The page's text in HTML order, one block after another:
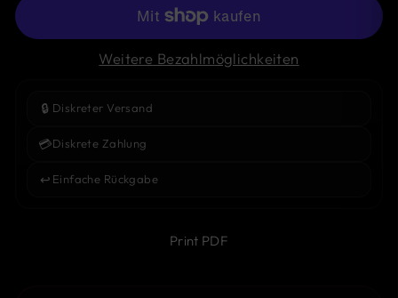
Weitere Bezahlmöglichkeiten
🔒 Diskreter Versand
💳Diskrete Zahlung
↩️ Einfache Rückgabe
Print PDF